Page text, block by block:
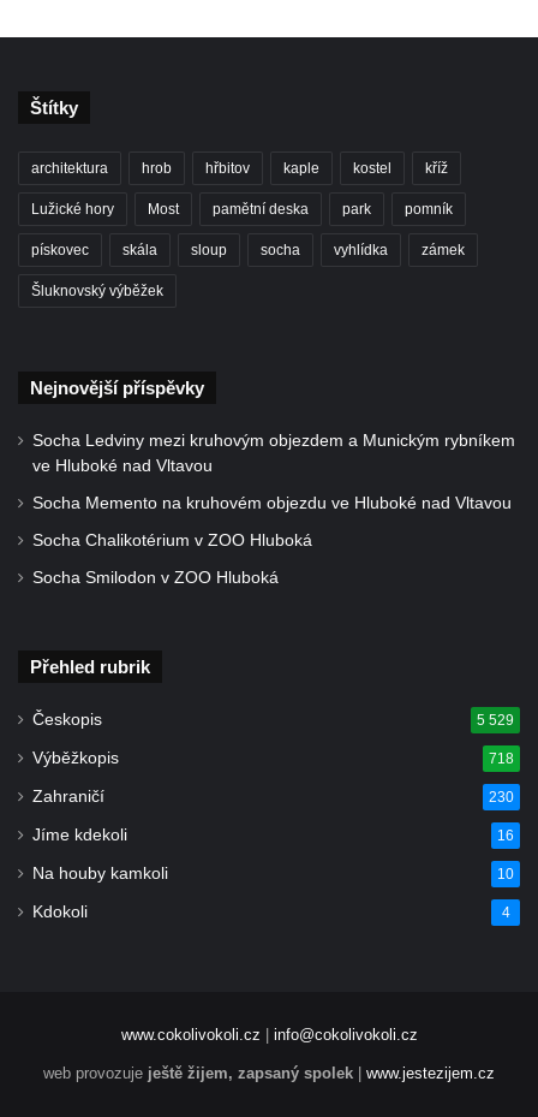
Kříž západně od domu čp. 85 v ulici Na
Vilouni v Třebívlicích
Kříž u kostela svatého Jana Nepomuckého
ve Starých Křečanech
Kříž u domu čp. 39 v Rybništi
Kříž u domu čp. 2 v Rybništi
Kříž u domu čp. 128 v Rybništi
Kříž před hřbitovem v Českolipské ulice v
Centrální kříž hřbitova v Dubé
Kříž v Zahradní ulici v Dubé
Kříž v Dlouhé ulici v Dubé
Kříž u kostela Nalezení svatého kříže v
Dubé
Kříž na hřbitově ve Velkém Šenově
Velkém Šenově
Štítky
architektura hrob hřbitov kaple kostel kříž
Lužické hory Most pamětní deska park pomník
pískovec skála sloup socha vyhlídka zámek
Šluknovský výběžek
Nejnovější příspěvky
Socha Ledviny mezi kruhovým objezdem a Munickým rybníkem
ve Hluboké nad Vltavou
Socha Memento na kruhovém objezdu ve Hluboké nad Vltavou
Socha Chalikotérium v ZOO Hluboká
Socha Smilodon v ZOO Hluboká
Přehled rubrik
Českopis 5 529
Výběžkopis 718
Zahraničí 230
Jíme kdekoli 16
Na houby kamkoli 10
Kdokoli 4
www.cokolivokoli.cz info@cokolivokoli.cz
web provozuje ještě žijem, zapsaný spolek www.jestezijem.cz